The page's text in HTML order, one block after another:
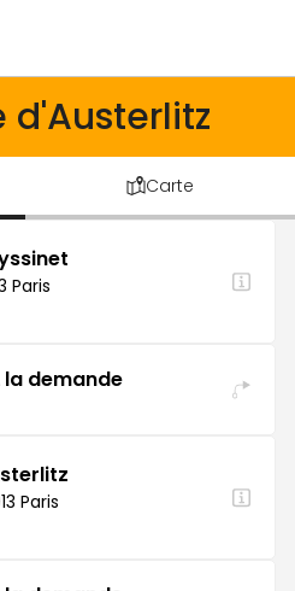
d'Austerlitz
Carte
Paris
la demande
Paris